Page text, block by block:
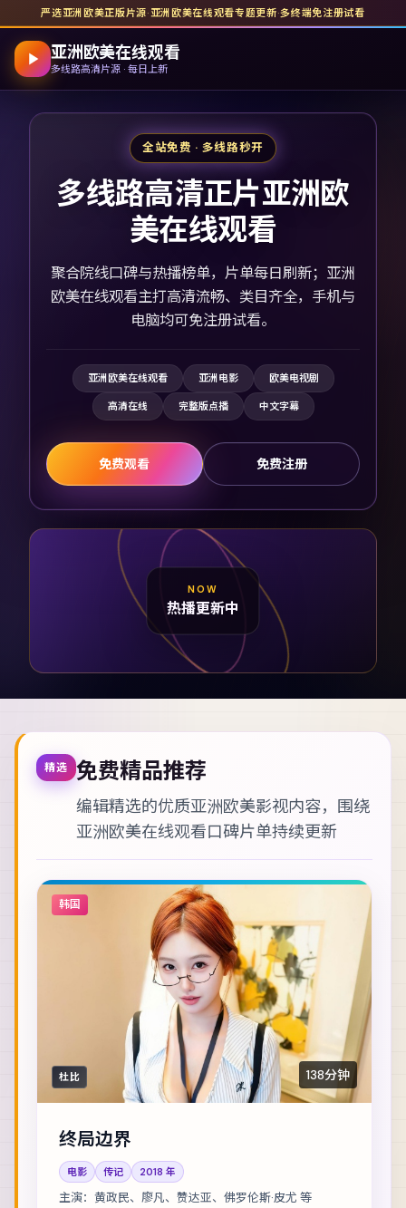
严选亚洲欧美正版片源· 亚洲欧美在线观看专题更新·多终端免注册试看
亚洲欧美在线观看
多线路高清片源 · 每日上新
全站免费 · 多线路秒开
多线路高清正片亚洲欧
美在线观看
聚合院线口碑与热播榜单，片单每日刷新；亚洲
欧美在线观看主打高清流畅、类目齐全，手机与
电脑均可免注册试看。
亚洲欧美在线观看 亚洲电影 欧美电视剧
高清在线 完整版点播 中文字幕
免费观看 免费注册
NOW
热播更新中
精选 免费精品推荐
编辑精选的优质亚洲欧美影视内容，围绕
亚洲欧美在线观看口碑片单持续更新
韩国
杜比 138分钟
终局边界
电影 传记 2018 年
主演： 黄政民、廖凡、赞达亚、佛罗伦斯·皮尤 等